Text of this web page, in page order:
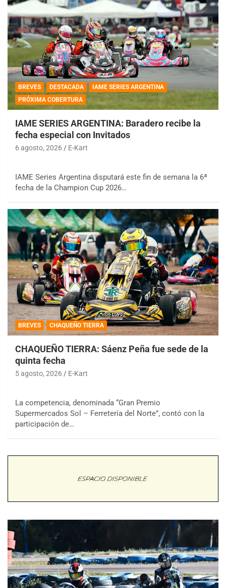
BREVES DESTACADA
IAME SERIES ARGENTINA
PRÓXIMA COBERTURA
IAME SERIES ARGENTINA: Baradero recibe la
fecha especial con Invitados
6 agosto, 2026 E-Kart
IAME Series Argentina disputará este fin de semana la 6ª
fecha de la Champion Cup 2026…
BREVES CHAQUEÑO TIERRA
CHAQUEÑO TIERRA: Sáenz Peña fue sede de la
quinta fecha
5 agosto, 2026 E-Kart
La competencia, denominada “Gran Premio
Supermercados Sol – Ferretería del Norte”, contó con la
participación de…